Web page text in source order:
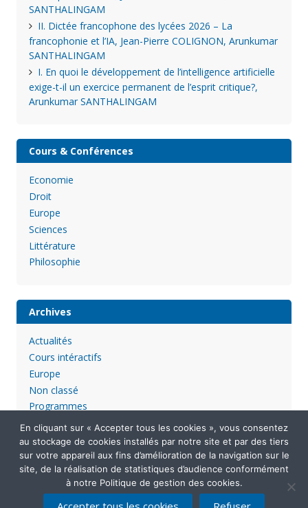
SANTHALINGAM
II. Dictée francophone des lycées 2026 – La
francophonie et l’IA, Jean-Pierre COLIGNON, Arunkumar
SANTHALINGAM
I. En quoi le développement de l’intelligence artificielle
exige-t-il un exercice permanent de l’esprit critique?,
Arunkumar SANTHALINGAM
Cours & Conférences
Economie
Droit
Europe
Sciences
Littérature
Philosophie
Archives
Actualités
Cours intéractifs
Europe
Non classé
Programmes
En cliquant sur « Accepter tous les cookies », vous consentez
au stockage de cookies installés par notre site et par des tiers
sur votre appareil aux fins d’amélioration de la navigation sur le
site, de la réalisation de statistiques d’audience conformément
à notre Politique de gestion des cookies.